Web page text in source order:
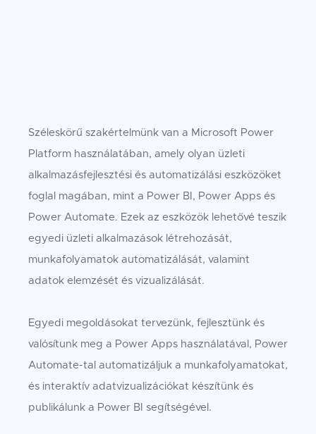
Széleskörű szakértelmünk van a Microsoft Power
Platform használatában, amely olyan üzleti
alkalmazásfejlesztési és automatizálási eszközöket
foglal magában, mint a Power BI, Power Apps és
Power Automate. Ezek az eszközök lehetővé teszik
egyedi üzleti alkalmazások létrehozását,
munkafolyamatok automatizálását, valamint
adatok elemzését és vizualizálását.
Egyedi megoldásokat tervezünk, fejlesztünk és
valósítunk meg a Power Apps használatával, Power
Automate-tal automatizáljuk a munkafolyamatokat,
és interaktív adatvizualizációkat készítünk és
publikálunk a Power BI segítségével.